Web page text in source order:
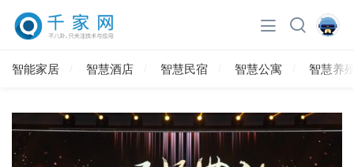
智能家居 智慧酒店 智慧民宿 智慧公寓 智慧养